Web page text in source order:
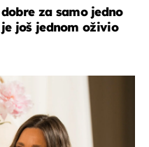
za samo jedno
još jednom oživio